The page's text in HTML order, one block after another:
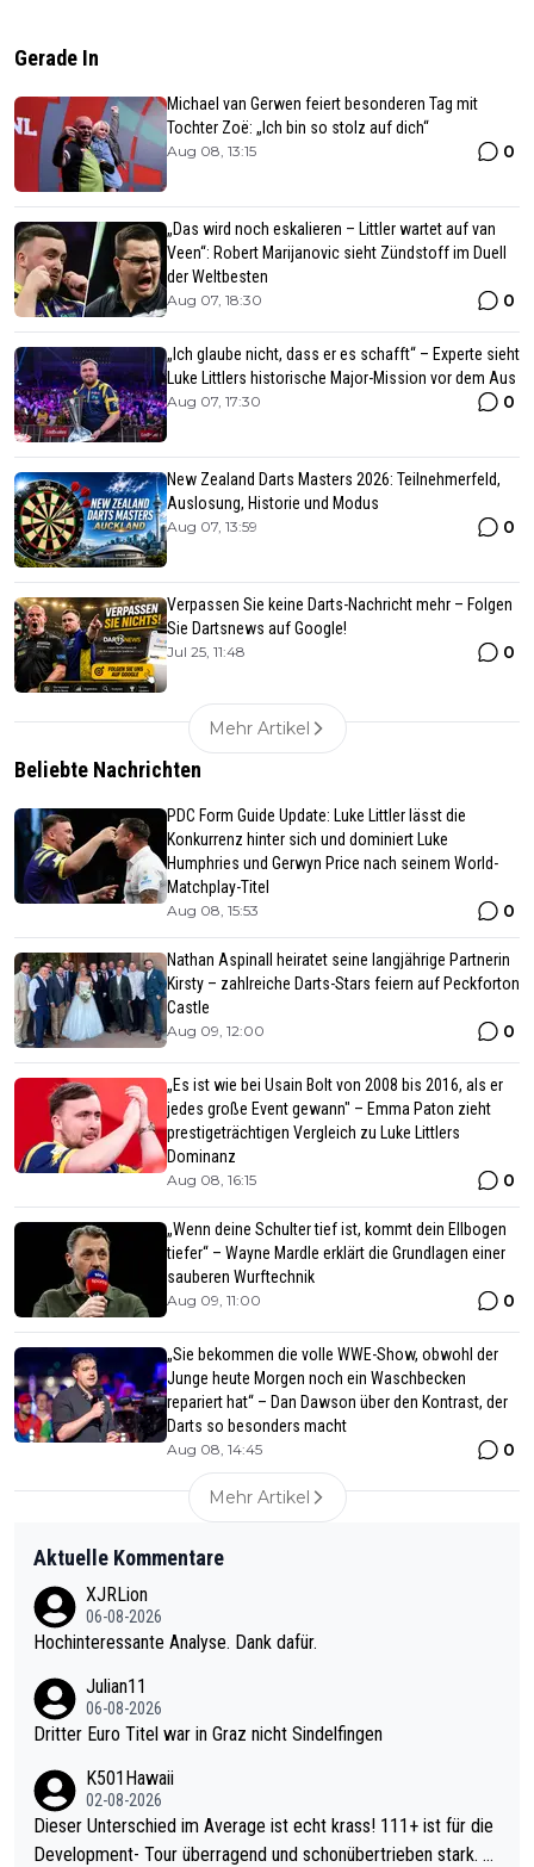
Gerade In
Michael van Gerwen feiert besonderen Tag mit
Tochter Zoë: „Ich bin so stolz auf dich“
Aug 08, 13:15 0
„Das wird noch eskalieren – Littler wartet auf van
Veen“: Robert Marijanovic sieht Zündstoff im Duell
der Weltbesten
Aug 07, 18:30 0
„Ich glaube nicht, dass er es schafft“ – Experte sieht
Luke Littlers historische Major-Mission vor dem Aus
Aug 07, 17:30 0
New Zealand Darts Masters 2026: Teilnehmerfeld,
Auslosung, Historie und Modus
Aug 07, 13:59 0
Verpassen Sie keine Darts-Nachricht mehr – Folgen
Sie Dartsnews auf Google!
Jul 25, 11:48 0
Mehr Artikel
Beliebte Nachrichten
PDC Form Guide Update: Luke Littler lässt die
Konkurrenz hinter sich und dominiert Luke
Humphries und Gerwyn Price nach seinem World-
Matchplay-Titel
Aug 08, 15:53 0
Nathan Aspinall heiratet seine langjährige Partnerin
Kirsty – zahlreiche Darts-Stars feiern auf Peckforton
Castle
Aug 09, 12:00 0
„Es ist wie bei Usain Bolt von 2008 bis 2016, als er
jedes große Event gewann" – Emma Paton zieht
prestigeträchtigen Vergleich zu Luke Littlers
Dominanz
Aug 08, 16:15 0
„Wenn deine Schulter tief ist, kommt dein Ellbogen
tiefer“ – Wayne Mardle erklärt die Grundlagen einer
sauberen Wurftechnik
Aug 09, 11:00 0
„Sie bekommen die volle WWE-Show, obwohl der
Junge heute Morgen noch ein Waschbecken
repariert hat“ – Dan Dawson über den Kontrast, der
Darts so besonders macht
Aug 08, 14:45 0
Mehr Artikel
Aktuelle Kommentare
XJRLion
06-08-2026
Hochinteressante Analyse. Dank dafür.
Julian11
06-08-2026
Dritter Euro Titel war in Graz nicht Sindelfingen
K501Hawaii
02-08-2026
Dieser Unterschied im Average ist echt krass! 111+ ist für die
Development- Tour überragend und schonübertrieben stark. U